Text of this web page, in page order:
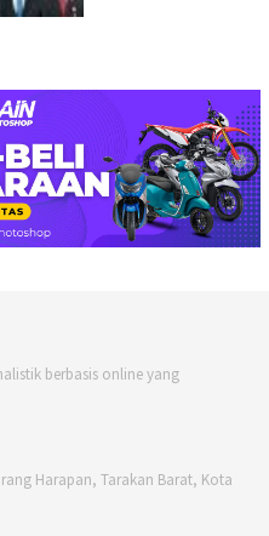
berbasis online yang
Harapan, Tarakan Barat, Kota